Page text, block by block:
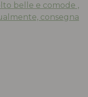
belle e comode ,
consegna